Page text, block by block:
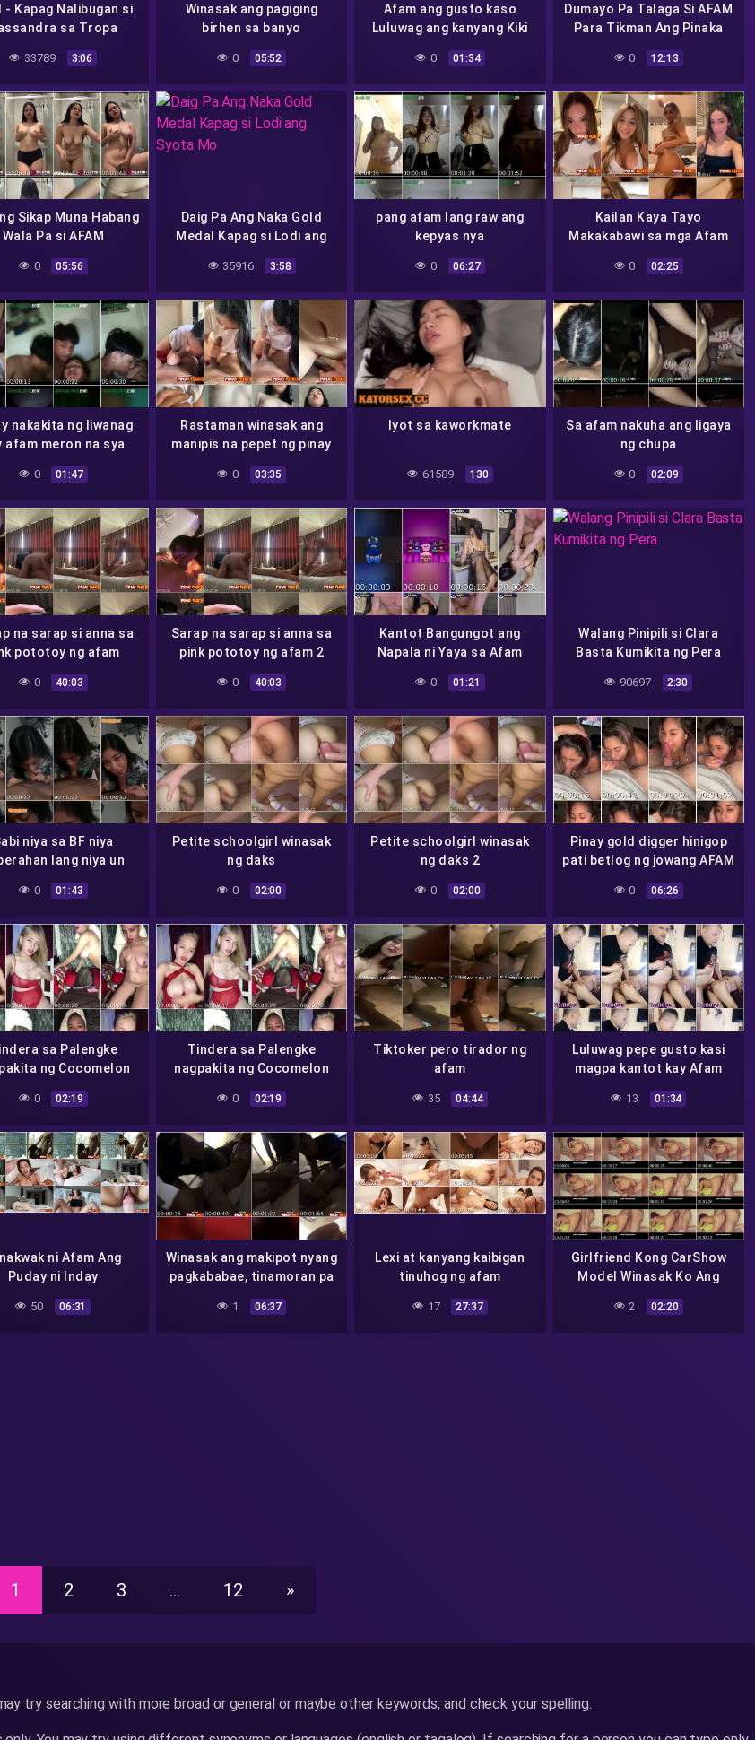
- Kapag Nalibugan si
sa Tropa
33789 3:06
Winasak ang pagiging
birhen sa banyo
0 05:52
Afam ang gusto kaso
Luluwag ang kanyang Kiki
0 01:34
Dumayo Pa Talaga Si AFAM
Para Tikman Ang Pinaka
0 12:13
Sikap Muna Habang
Wala Pa si AFAM
0 05:56
Daig Pa Ang Naka Gold
Medal Kapag si Lodi ang
35916 3:58
pang afam lang raw ang
kepyas nya
0 06:27
Kailan Kaya Tayo
Makakabawi sa mga Afam
0 02:25
nakakita ng liwanag
afam meron na sya
magulang
0 01:47
Rastaman winasak ang
manipis na pepet ng pinay
0 03:35
Iyot sa kaworkmate
61589 130
Sa afam nakuha ang ligaya
ng chupa
0 02:09
na sarap si anna sa
pototoy ng afam
0 40:03
Sarap na sarap si anna sa
pink pototoy ng afam 2
0 40:03
Kantot Bangungot ang
Napala ni Yaya sa Afam
0 01:21
Walang Pinipili si Clara
Basta Kumikita ng Pera
90697 2:30
niya sa BF niya
lang niya un
pala
0 01:43
Petite schoolgirl winasak
ng daks
0 02:00
Petite schoolgirl winasak
ng daks 2
0 02:00
Pinay gold digger hinigop
pati betlog ng jowang AFAM
0 06:26
sa Palengke
ng Cocomelon
0 02:19
Tindera sa Palengke
nagpakita ng Cocomelon
0 02:19
Tiktoker pero tirador ng
afam
35 04:44
Luluwag pepe gusto kasi
magpa kantot kay Afam
13 01:34
ni Afam Ang
Puday ni Inday
50 06:31
Winasak ang makipot nyang
pagkababae, tinamoran pa
1 06:37
Lexi at kanyang kaibigan
tinuhog ng afam
17 27:37
Girlfriend Kong CarShow
Model Winasak Ko Ang
2 02:20
1 2 3 … 12 »
try searching with more broad or general or maybe other keywords, and check your spelling.